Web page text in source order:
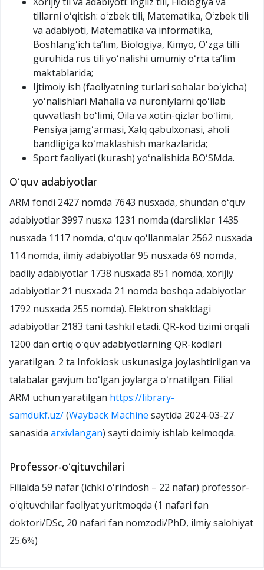
tillarni oʻqitish: oʻzbek tili, Matematika, Oʻzbek tili
va adabiyoti, Matematika va informatika,
Boshlangʻich taʼlim, Biologiya, Kimyo, Oʻzga tilli
guruhida rus tili yoʻnalishi umumiy oʻrta taʼlim
maktablarida;
Ijtimoiy ish (faoliyatning turlari sohalar boʻyicha)
yoʻnalishlari Mahalla va nuroniylarni qoʻllab
quvvatlash boʻlimi, Oila va xotin-qizlar boʻlimi,
Pensiya jamgʻarmasi, Xalq qabulxonasi, aholi
bandligiga koʻmaklashish markazlarida;
Sport faoliyati (kurash) yoʻnalishida BOʻSMda.
Oʻquv adabiyotlar
ARM fondi 2427 nomda 7643 nusxada, shundan oʻquv
adabiyotlar 3997 nusxa 1231 nomda (darsliklar 1435
nusxada 1117 nomda, oʻquv qoʻllanmalar 2562 nusxada
114 nomda, ilmiy adabiyotlar 95 nusxada 69 nomda,
badiiy adabiyotlar 1738 nusxada 851 nomda, xorijiy
adabiyotlar 21 nusxada 21 nomda boshqa adabiyotlar
1792 nusxada 255 nomda). Elektron shakldagi
adabiyotlar 2183 tani tashkil etadi. QR-kod tizimi orqali
1200 dan ortiq oʻquv adabiyotlarning QR-kodlari
yaratilgan. 2 ta Infokiosk uskunasiga joylashtirilgan va
talabalar gavjum boʻlgan joylarga oʻrnatilgan. Filial
ARM uchun yaratilgan https://library-
samdukf.uz/(Wayback Machine saytida 2024-03-27
sanasida arxivlangan) sayti doimiy ishlab kelmoqda.
Professor-oʻqituvchilari
Filialda 59 nafar (ichki oʻrindosh – 22 nafar) professor-
oʻqituvchilar faoliyat yuritmoqda (1 nafari fan
doktori/DSc, 20 nafari fan nomzodi/PhD, ilmiy salohiyat
25.6%)